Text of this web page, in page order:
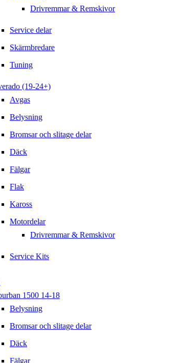
Drivremmar & Remskivor
Service delar
Skärmbredare
Tuning
(19-24+)
Avgas
Belysning
Bromsar och slitage delar
Däck
Fälgar
Flak
Kaross
Motordelar
Drivremmar & Remskivor
Service Kits
1500 14-18
Belysning
Bromsar och slitage delar
Däck
Fälgar